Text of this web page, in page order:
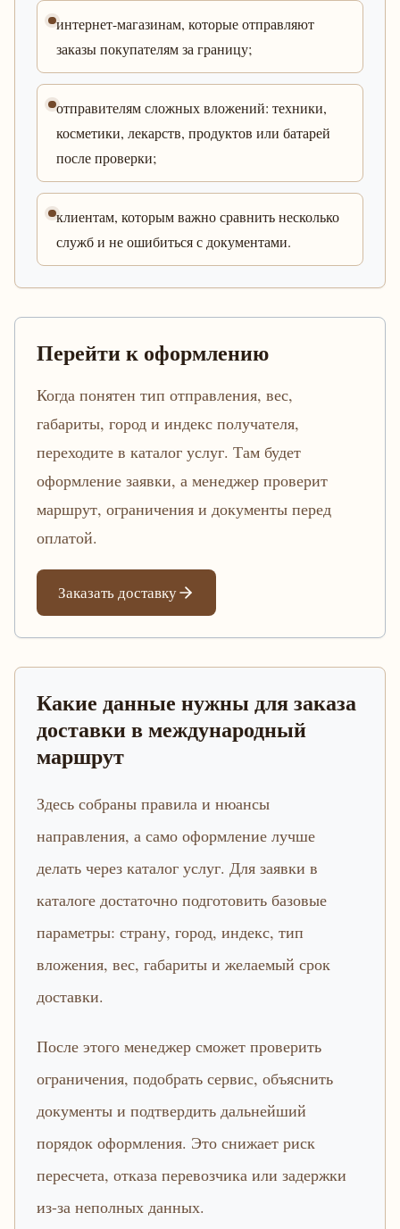
интернет-магазинам, которые отправляют
заказы покупателям за границу;
отправителям сложных вложений: техники,
косметики, лекарств, продуктов или батарей
после проверки;
клиентам, которым важно сравнить несколько
служб и не ошибиться с документами.
Перейти к оформлению
Когда понятен тип отправления, вес,
габариты, город и индекс получателя,
переходите в каталог услуг. Там будет
оформление заявки, а менеджер проверит
маршрут, ограничения и документы перед
оплатой.
Заказать доставку
Какие данные нужны для заказа
доставки в международный
маршрут
Здесь собраны правила и нюансы
направления, а само оформление лучше
делать через каталог услуг. Для заявки в
каталоге достаточно подготовить базовые
параметры: страну, город, индекс, тип
вложения, вес, габариты и желаемый срок
доставки.
После этого менеджер сможет проверить
ограничения, подобрать сервис, объяснить
документы и подтвердить дальнейший
порядок оформления. Это снижает риск
пересчета, отказа перевозчика или задержки
из-за неполных данных.